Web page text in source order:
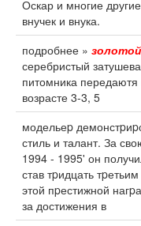
Оскар и многие
внучек и внука.
подробнее » золотой
серебристый
питомника
возрасте 3-3, 5
модельеp
стиль и талант. За
1994 - 1995' он
став тpидцать
этой пpестижной
за достижения в